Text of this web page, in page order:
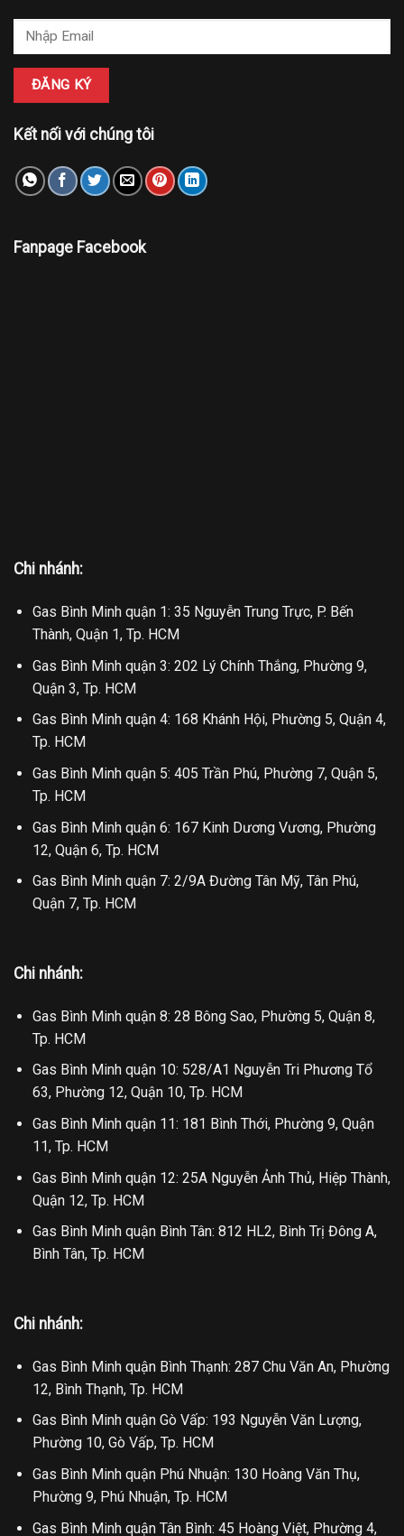
Kết nối với chúng tôi
Fanpage Facebook
Chi nhánh:
Gas Bình Minh quận 1: 35 Nguyễn Trung Trực, P. Bến
Thành, Quận 1, Tp. HCM
Gas Bình Minh quận 3: 202 Lý Chính Thắng, Phường 9,
Quận 3, Tp. HCM
Gas Bình Minh quận 4: 168 Khánh Hội, Phường 5, Quận 4,
Tp. HCM
Gas Bình Minh quận 5: 405 Trần Phú, Phường 7, Quận 5,
Tp. HCM
Gas Bình Minh quận 6: 167 Kinh Dương Vương, Phường
12, Quận 6, Tp. HCM
Gas Bình Minh quận 7: 2/9A Đường Tân Mỹ, Tân Phú,
Quận 7, Tp. HCM
Chi nhánh:
Gas Bình Minh quận 8: 28 Bông Sao, Phường 5, Quận 8,
Tp. HCM
Gas Bình Minh quận 10: 528/A1 Nguyễn Tri Phương Tổ
63, Phường 12, Quận 10, Tp. HCM
Gas Bình Minh quận 11: 181 Bình Thới, Phường 9, Quận
11, Tp. HCM
Gas Bình Minh quận 12: 25A Nguyễn Ảnh Thủ, Hiệp Thành,
Quận 12, Tp. HCM
Gas Bình Minh quận Bình Tân: 812 HL2, Bình Trị Đông A,
Bình Tân, Tp. HCM
Chi nhánh:
Gas Bình Minh quận Bình Thạnh: 287 Chu Văn An, Phường
12, Bình Thạnh, Tp. HCM
Gas Bình Minh quận Gò Vấp: 193 Nguyễn Văn Lượng,
Phường 10, Gò Vấp, Tp. HCM
Gas Bình Minh quận Phú Nhuận: 130 Hoàng Văn Thụ,
Phường 9, Phú Nhuận, Tp. HCM
Gas Bình Minh quận Tân Bình: 45 Hoàng Việt, Phường 4,